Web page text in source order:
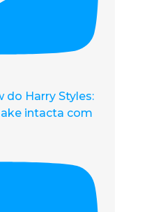
do Harry Styles:
intacta com